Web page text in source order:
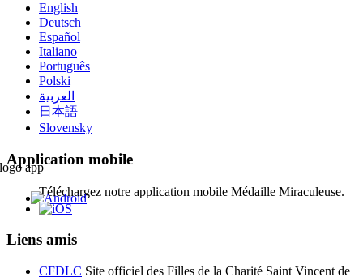
English
Deutsch
Español
Italiano
Português
Polski
العربية
日本語
Slovensky
Application mobile
Téléchargez notre application mobile Médaille Miraculeuse.
Liens amis
CFDLC Site officiel des Filles de la Charité Saint Vincent de